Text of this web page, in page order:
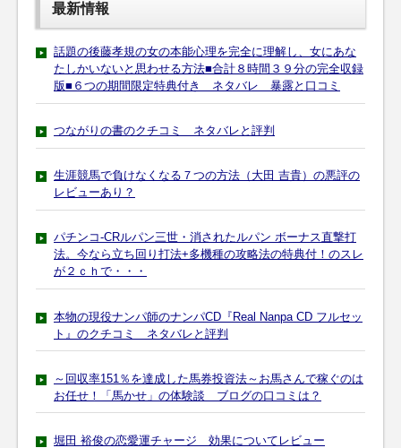
最新情報
話題の後藤孝規の女の本能心理を完全に理解し、女にあな
たしかいないと思わせる方法■合計８時間３９分の完全収録
版■６つの期間限定特典付き ネタバレ 暴露と口コミ
つながりの書のクチコミ ネタバレと評判
生涯競馬で負けなくなる７つの方法（大田 吉貴）の悪評の
レビューあり？
パチンコ-CRルパン三世・消されたルパン ボーナス直撃打
法。今なら立ち回り打法+多機種の攻略法の特典付！のスレ
が２ｃｈで・・・
本物の現役ナンパ師のナンパCD『Real Nanpa CD フルセッ
ト』のクチコミ ネタバレと評判
～回収率151％を達成した馬券投資法～お馬さんで稼ぐのは
お任せ！「馬かせ」の体験談 ブログの口コミは？
堀田 裕俊の恋愛運チャージ 効果についてレビュー